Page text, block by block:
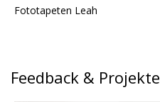
Fototapeten Leah
Feedback & Projekte